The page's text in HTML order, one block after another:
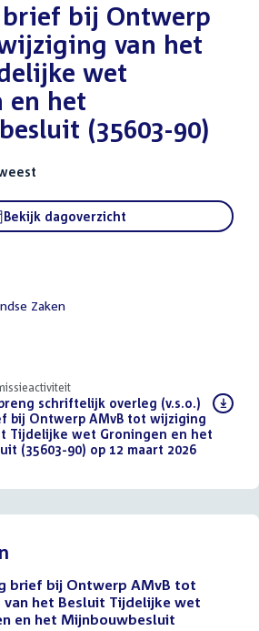
bij Ontwerp
van het
wet
en het
(35603-90)
Bekijk dagoverzicht
Zaken
schriftelijk overleg (v.s.o.)
bij Ontwerp AMvB tot wijziging
Tijdelijke wet Groningen en het
(35603-90) op 12 maart 2026(PDF)
brief bij Ontwerp AMvB tot
van het Besluit Tijdelijke wet
en het Mijnbouwbesluit